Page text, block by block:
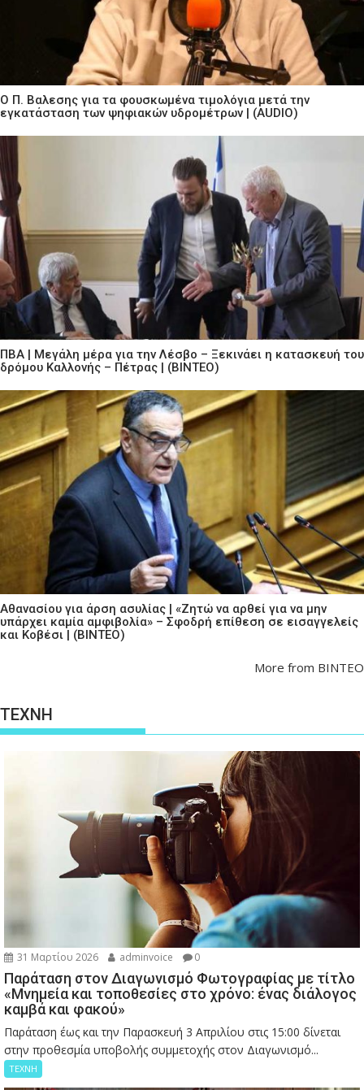
Ο Π. Βαλεσης για τα φουσκωμένα τιμολόγια μετά την
εγκατάσταση των ψηφιακών υδρομέτρων | (AUDIO)
ΠΒΑ | Μεγάλη μέρα για την Λέσβο – Ξεκινάει η κατασκευή του
δρόμου Καλλονής – Πέτρας | (ΒΙΝΤΕΟ)
Αθανασίου για άρση ασυλίας | «Ζητώ να αρθεί για να μην
υπάρχει καμία αμφιβολία» – Σφοδρή επίθεση σε εισαγγελείς
και Κοβέσι | (ΒΙΝΤΕΟ)
More from ΒΙΝΤΕΟ
ΤΕΧΝΗ
31 Μαρτίου 2026 adminvoice 0
Παράταση στον Διαγωνισμό Φωτογραφίας με τίτλο
«Μνημεία και τοποθεσίες στο χρόνο: ένας διάλογος
καμβά και φακού»
Παράταση έως και την Παρασκευή 3 Απριλίου στις 15:00 δίνεται
στην προθεσμία υποβολής συμμετοχής στον Διαγωνισμό...
ΤΕΧΝΗ